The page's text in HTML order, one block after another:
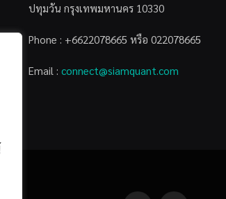
ปทุมวัน กรุงเทพมหานคร 10330
Phone : +6622078665 หรือ 022078665
Email : connect@siamquant.com